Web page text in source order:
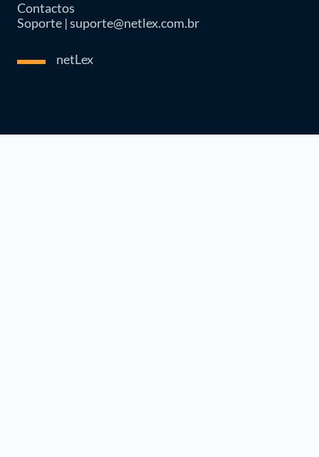
Contactos
Soporte | suporte@netlex.com.br
netLex